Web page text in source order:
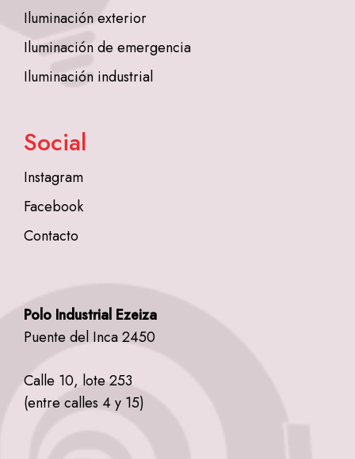
Iluminación exterior
Iluminación de emergencia
Iluminación industrial
Social
Instagram
Facebook
Contacto
Polo Industrial Ezeiza
Puente del Inca 2450
Calle 10, lote 253
(entre calles 4 y 15)